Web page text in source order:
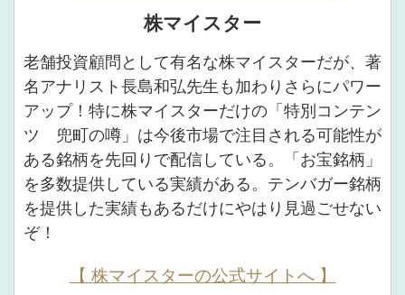
株マイスター
老舗投資顧問として有名な株マイスターだが、著
名アナリスト長島和弘先生も加わりさらにパワー
アップ！特に株マイスターだけの「特別コンテン
ツ 兜町の噂」は今後市場で注目される可能性が
ある銘柄を先回りで配信している。「お宝銘柄」
を多数提供している実績がある。テンバガー銘柄
を提供した実績もあるだけにやはり見過ごせない
ぞ！
【 株マイスターの公式サイトへ 】